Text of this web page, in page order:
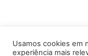
Webmail
Usamos cookies em
experiência mais